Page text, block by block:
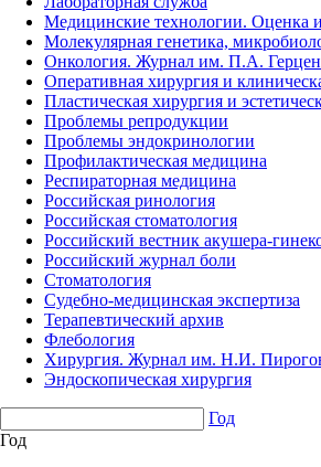
Медицинские технологии. Оценка
Молекулярная генетика,
Онкология. Журнал им. П.А.
Оперативная хирургия и
Пластическая хирургия и
Проблемы репродукции
Проблемы эндокринологии
Профилактическая медицина
Респираторная медицина
Российская ринология
Российская стоматология
Российский вестник акушера-
Российский журнал боли
Стоматология
Судебно-медицинская экспертиза
Терапевтический архив
Флебология
Хирургия. Журнал им. Н.И.
Эндоскопическая хирургия
Год
Год